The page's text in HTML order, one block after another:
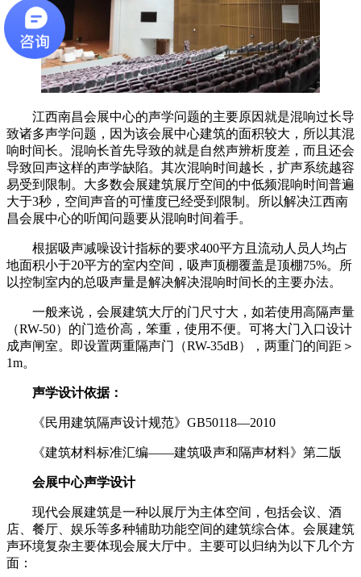
江西南昌会展中心的声学问题的主要原因就是混响过长导
致诸多声学问题，因为该会展中心建筑的面积较大，所以其混
响时间长。混响长首先导致的就是自然声辨析度差，而且还会
导致回声这样的声学缺陷。其次混响时间越长，扩声系统越容
易受到限制。大多数会展建筑展厅空间的中低频混响时间普遍
大于3秒，空间声音的可懂度已经受到限制。所以解决江西南
昌会展中心的听闻问题要从混响时间着手。
根据吸声减噪设计指标的要求400平方且流动人员人均占
地面积小于20平方的室内空间，吸声顶棚覆盖是顶棚75%。所
以控制室内的总吸声量是解决解决混响时间长的主要办法。
一般来说，会展建筑大厅的门尺寸大，如若使用高隔声量
（RW-50）的门造价高，笨重，使用不便。可将大门入口设计
成声闸室。即设置两重隔声门（RW-35dB），两重门的间距＞
1m。
声学设计依据：
《民用建筑隔声设计规范》GB50118—2010
《建筑材料标准汇编——建筑吸声和隔声材料》第二版
会展中心声学设计
现代会展建筑是一种以展厅为主体空间，包括会议、酒
店、餐厅、娱乐等多种辅助功能空间的建筑综合体。会展建筑
声环境复杂主要体现会展大厅中。主要可以归纳为以下几个方
面：